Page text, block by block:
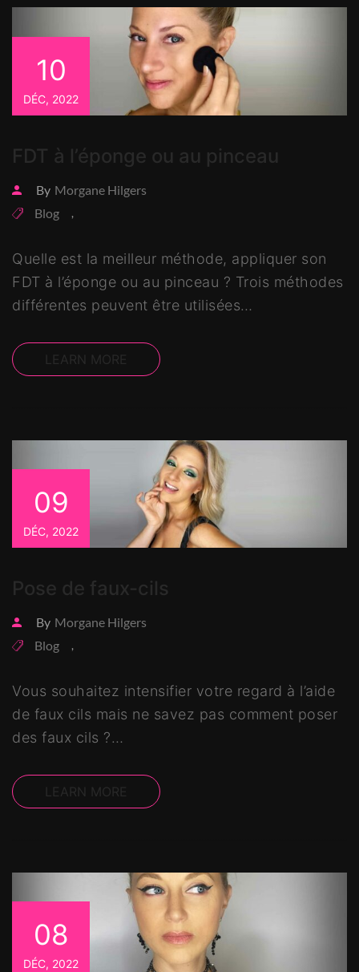
10
DÉC, 2022
FDT à l’éponge ou au pinceau
By Morgane Hilgers
Blog
,
Quelle est la meilleur méthode, appliquer son
FDT à l’éponge ou au pinceau ? Trois méthodes
différentes peuvent être utilisées…
LEARN MORE
09
DÉC, 2022
Pose de faux-cils
By Morgane Hilgers
Blog
,
Vous souhaitez intensifier votre regard à l’aide
de faux cils mais ne savez pas comment poser
des faux cils ?…
LEARN MORE
08
DÉC, 2022